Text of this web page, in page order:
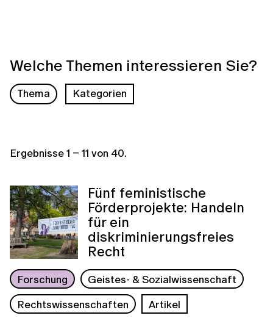
Welche Themen interessieren Sie?
Thema Kategorien
Ergebnisse1 – 11 von 40.
Fünf feministische
Förderprojekte: Handeln
für ein
diskriminierungsfreies
Recht
Forschung
Geistes- & Sozialwissenschaft
Rechtswissenschaften
Artikel